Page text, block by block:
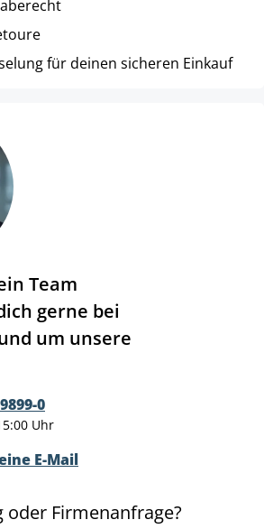
für deinen sicheren Einkauf
Team
gerne bei
um unsere
0
Uhr
E-Mail
Firmenanfrage?